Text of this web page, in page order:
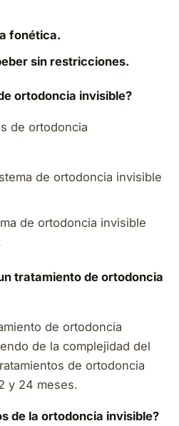
fonética.
sin restricciones.
ortodoncia invisible?
de ortodoncia
de ortodoncia invisible
de ortodoncia invisible
tratamiento de ortodoncia
de ortodoncia
de la complejidad del
de ortodoncia
y 24 meses.
de la ortodoncia invisible?